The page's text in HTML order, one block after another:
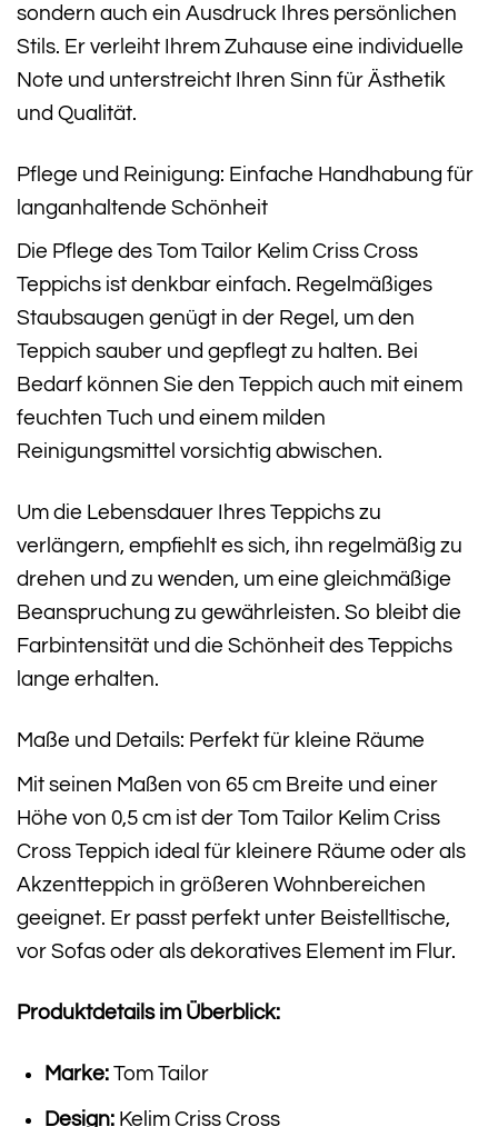
sondern auch ein Ausdruck Ihres persönlichen
Stils. Er verleiht Ihrem Zuhause eine individuelle
Note und unterstreicht Ihren Sinn für Ästhetik
und Qualität.
Pflege und Reinigung: Einfache Handhabung für
langanhaltende Schönheit
Die Pflege des Tom Tailor Kelim Criss Cross
Teppichs ist denkbar einfach. Regelmäßiges
Staubsaugen genügt in der Regel, um den
Teppich sauber und gepflegt zu halten. Bei
Bedarf können Sie den Teppich auch mit einem
feuchten Tuch und einem milden
Reinigungsmittel vorsichtig abwischen.
Um die Lebensdauer Ihres Teppichs zu
verlängern, empfiehlt es sich, ihn regelmäßig zu
drehen und zu wenden, um eine gleichmäßige
Beanspruchung zu gewährleisten. So bleibt die
Farbintensität und die Schönheit des Teppichs
lange erhalten.
Maße und Details: Perfekt für kleine Räume
Mit seinen Maßen von 65 cm Breite und einer
Höhe von 0,5 cm ist der Tom Tailor Kelim Criss
Cross Teppich ideal für kleinere Räume oder als
Akzentteppich in größeren Wohnbereichen
geeignet. Er passt perfekt unter Beistelltische,
vor Sofas oder als dekoratives Element im Flur.
Produktdetails im Überblick:
Marke:Tom Tailor
Design:Kelim Criss Cross